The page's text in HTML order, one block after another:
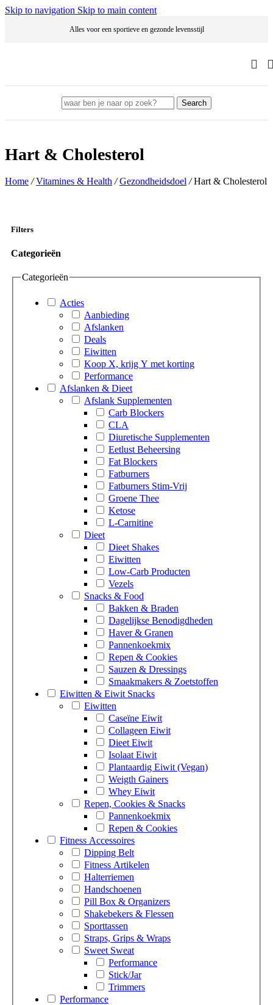
Skip to navigation Skip to main content
Alles voor een sportieve en gezonde levensstijl
Search
Hart & Cholesterol
Home / Vitamines & Health / Gezondheidsdoel / Hart & Cholesterol
Filters
Categorieën
Categorieën
Acties
Aanbieding
Afslanken
Deals
Eiwitten
Koop X, krijg Y met korting
Performance
Afslanken & Dieet
Afslank Supplementen
Carb Blockers
CLA
Diuretische Supplementen
Eetlust Beheersing
Fat Blockers
Fatburners
Fatburners Stim-Vrij
Groene Thee
Ketose
L-Carnitine
Dieet
Dieet Shakes
Eiwitten
Low-Carb Producten
Vezels
Snacks & Food
Bakken & Braden
Dagelijkse Benodigdheden
Haver & Granen
Pannenkoekmix
Repen & Cookies
Sauzen & Dressings
Smaakmakers & Zoetstoffen
Eiwitten & Eiwit Snacks
Eiwitten
Caseïne Eiwit
Collageen Eiwit
Dieet Eiwit
Isolaat Eiwit
Plantaardig Eiwit (Vegan)
Weigth Gainers
Whey Eiwit
Repen, Cookies & Snacks
Pannenkoekmix
Repen & Cookies
Fitness Accessoires
Dipping Belt
Fitness Artikelen
Halterriemen
Handschoenen
Pill Box & Organizers
Shakebekers & Flessen
Sporttassen
Straps, Grips & Wraps
Sweet Sweat
Performance
Stick/Jar
Trimmers
Performance